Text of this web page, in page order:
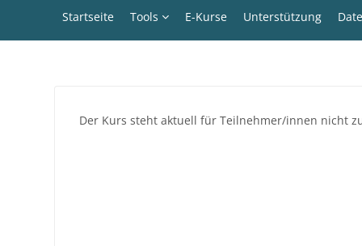
Startseite Tools E-Kurse Unterstützung
Der Kurs steht aktuell für Teilnehmer/innen nicht